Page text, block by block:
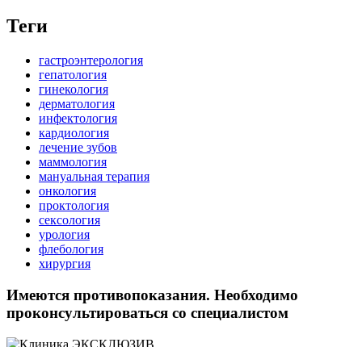
Теги
гастроэнтерология
гепатология
гинекология
дерматология
инфектология
кардиология
лечение зубов
маммология
мануальная терапия
онкология
проктология
сексология
урология
флебология
хирургия
Имеются противопоказания. Необходимо
проконсультироваться со специалистом